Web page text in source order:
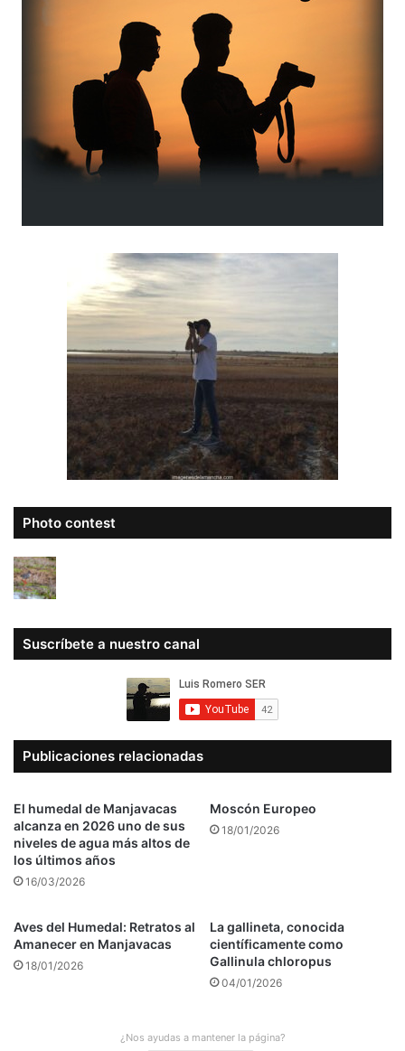
Photo contest
Suscríbete a nuestro canal
Publicaciones relacionadas
El humedal de Manjavacas
alcanza en 2026 uno de sus
niveles de agua más altos de
los últimos años
16/03/2026
Moscón Europeo
18/01/2026
Aves del Humedal: Retratos al
Amanecer en Manjavacas
18/01/2026
La gallineta, conocida
científicamente como
Gallinula chloropus
04/01/2026
¿Nos ayudas a mantener la página?